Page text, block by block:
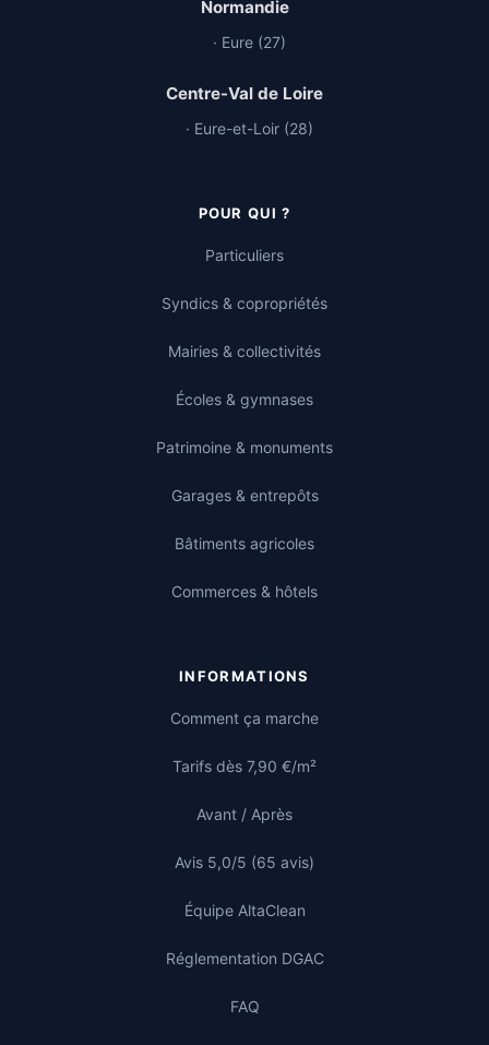
Normandie
· Eure (27)
Centre-Val de Loire
· Eure-et-Loir (28)
POUR QUI ?
Particuliers
Syndics & copropriétés
Mairies & collectivités
Écoles & gymnases
Patrimoine & monuments
Garages & entrepôts
Bâtiments agricoles
Commerces & hôtels
INFORMATIONS
Comment ça marche
Tarifs dès 7,90 €/m²
Avant / Après
Avis 5,0/5 (65 avis)
Équipe AltaClean
Réglementation DGAC
FAQ